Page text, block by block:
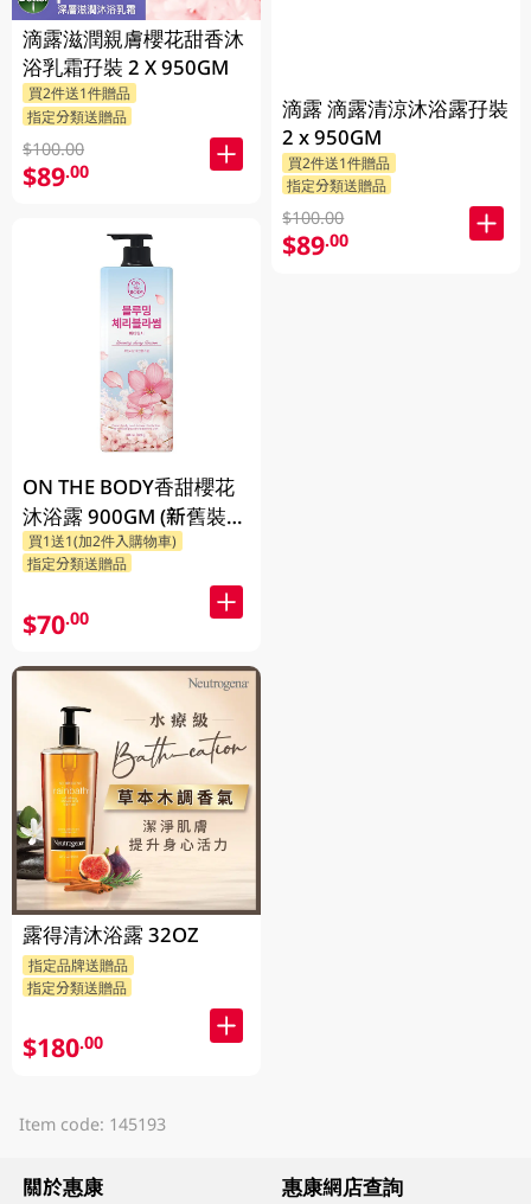
滴露滋潤親膚櫻花甜香沐
浴乳霜孖裝 2 X 950GM
買2件送1件贈品
指定分類送贈品
$100.00
$89.00
ON THE BODY香甜櫻花
沐浴露 900GM (新舊裝隨
機發貨)
買1送1(加2件入購物車)
指定分類送贈品
$70.00
露得清沐浴露 32OZ
指定品牌送贈品
指定分類送贈品
$180.00
滴露 滴露清涼沐浴露孖裝
2 x 950GM
買2件送1件贈品
指定分類送贈品
$100.00
$89.00
Item code: 145193
關於惠康 惠康網店查詢